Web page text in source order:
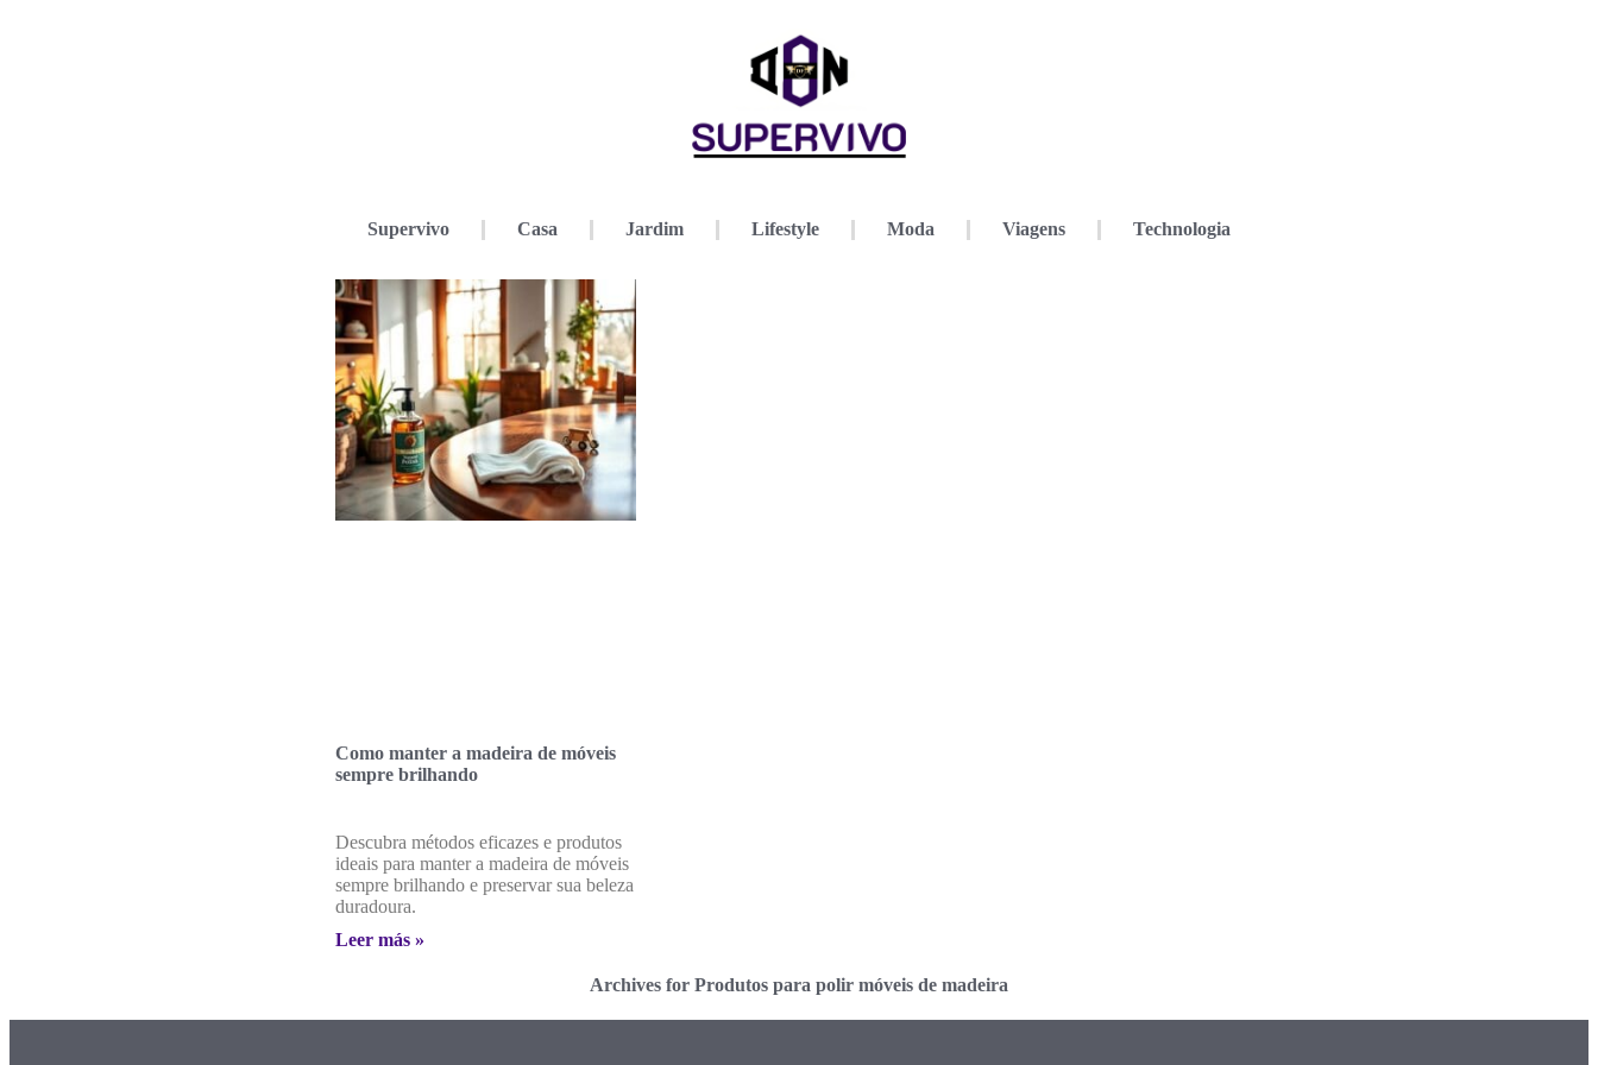
Supervivo Casa Jardim Lifestyle Moda Viagens Technologia
Como manter a madeira de móveis
sempre brilhando
Descubra métodos eficazes e produtos
ideais para manter a madeira de móveis
sempre brilhando e preservar sua beleza
duradoura.
Leer más »
Archives for Produtos para polir móveis de madeira